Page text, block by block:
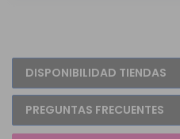
DISPONIBILIDAD TIENDAS
PREGUNTAS FRECUENTES